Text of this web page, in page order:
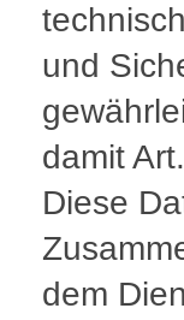
und
damit
Diese
dem